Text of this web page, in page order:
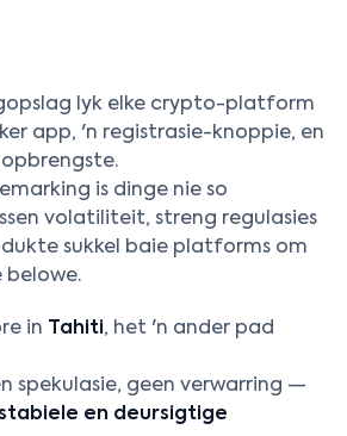
lyk elke crypto-platform
app, 'n registrasie-knoppie, en
is dinge nie so
volatiliteit, streng regulasies
sukkel baie platforms om
belowe.
in Tahiti, het 'n ander pad
spekulasie, geen verwarring —
en deursigtige